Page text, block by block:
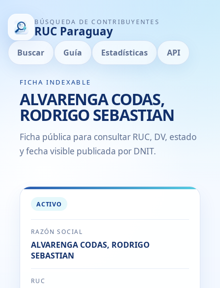
BÚSQUEDA DE CONTRIBUYENTES
RUC Paraguay
Buscar Guía Estadísticas API
FICHA INDEXABLE
ALVARENGA CODAS,
RODRIGO SEBASTIAN
Ficha pública para consultar RUC, DV, estado
y fecha visible publicada por DNIT.
ACTIVO
RAZÓN SOCIAL
ALVARENGA CODAS, RODRIGO
SEBASTIAN
RUC